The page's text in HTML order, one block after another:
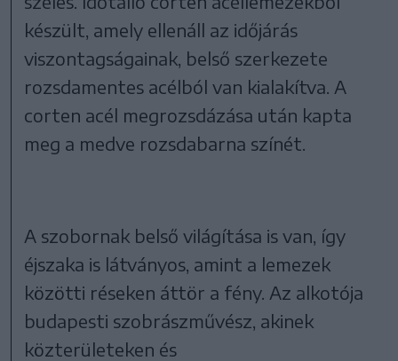
készült, amely ellenáll az időjárás
viszontagságainak, belső szerkezete
rozsdamentes acélból van kialakítva. A
corten acél megrozsdázása után kapta
meg a medve rozsdabarna színét.
A szobornak belső világítása is van, így
éjszaka is látványos, amint a lemezek
közötti réseken áttör a fény. Az alkotója
budapesti szobrászművész, akinek
közterületeken és